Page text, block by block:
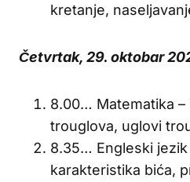
kretanje,
Četvrtak, 29. oktobar
8.00… Matematika –
trouglova, uglovi
8.35… Engleski jezik
karakteristika bića,